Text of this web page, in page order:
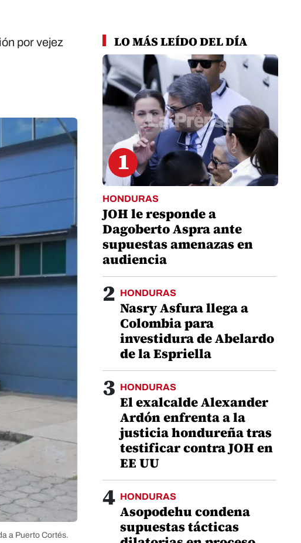
por vejez
a Puerto Cortés.
LO MÁS LEÍDO DEL DÍA
1
HONDURAS
JOH le responde a
Dagoberto Aspra ante
supuestas amenazas en
audiencia
2 HONDURAS
Nasry Asfura llega a
Colombia para
investidura de Abelardo
de la Espriella
3 HONDURAS
El exalcalde Alexander
Ardón enfrenta a la
justicia hondureña tras
testificar contra JOH en
EE UU
4 HONDURAS
Asopodehu condena
supuestas tácticas